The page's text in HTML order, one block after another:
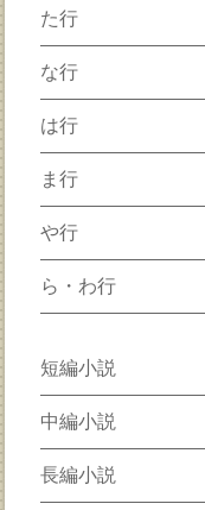
た行
な行
は行
ま行
や行
ら・わ行
短編小説
中編小説
長編小説